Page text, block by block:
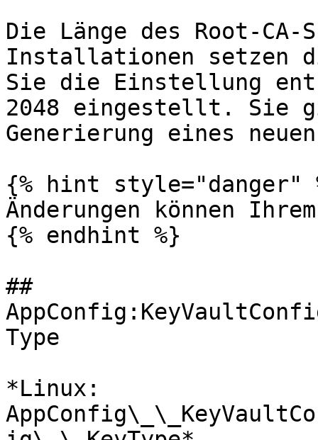
Die Länge des Root-
Installationen setzen
Sie die Einstellung
2048 eingestellt. Sie
Generierung eines
{% hint style="danger"
Änderungen können
{% endhint %}
##
Type
*Linux: